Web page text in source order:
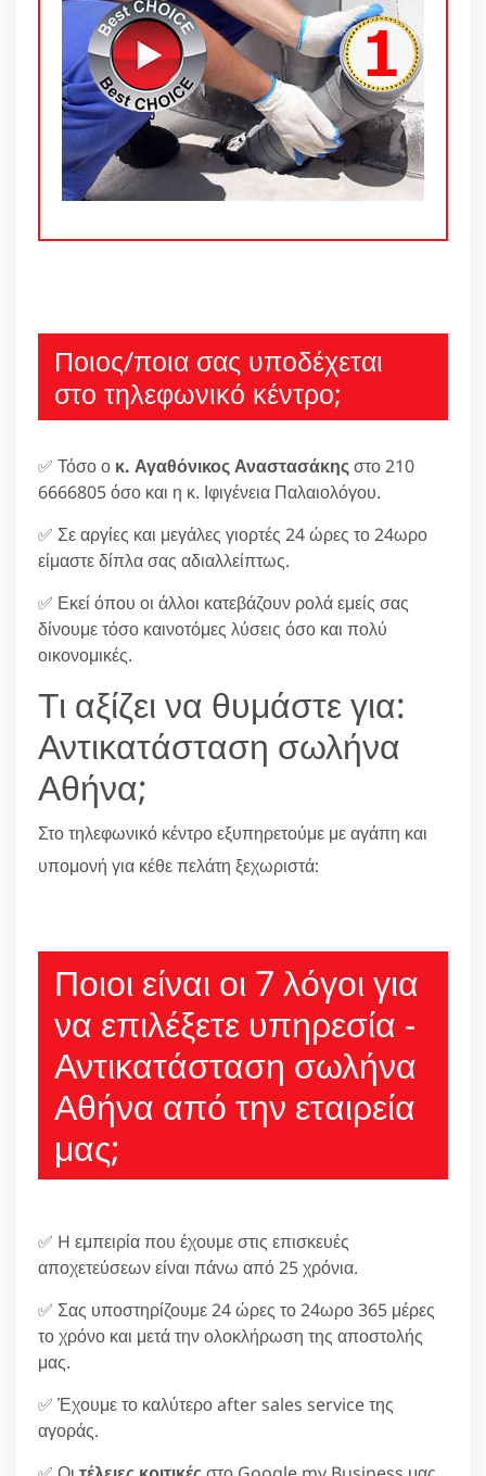
Ποιος/ποια σας υποδέχεται
στο τηλεφωνικό κέντρο;
✅ Τόσο ο κ. Αγαθόνικος Αναστασάκηςστο 210
6666805 όσο και η κ. Ιφιγένεια Παλαιολόγου.
✅ Σε αργίες και μεγάλες γιορτές 24 ώρες το 24ωρο
είμαστε δίπλα σας αδιαλλείπτως.
✅ Εκεί όπου οι άλλοι κατεβάζουν ρολά εμείς σας
δίνουμε τόσο καινοτόμες λύσεις όσο και πολύ
οικονομικές.
Τι αξίζει να θυμάστε για:
Αντικατάσταση σωλήνα
Αθήνα;
Στο τηλεφωνικό κέντρο εξυπηρετούμε με αγάπη και
υπομονή για κέθε πελάτη ξεχωριστά:
Ποιοι είναι οι 7 λόγοι για
να επιλέξετε υπηρεσία -
Αντικατάσταση σωλήνα
Αθήνα από την εταιρεία
μας;
✅ H εμπειρία που έχουμε στις επισκευές
αποχετεύσεων είναι πάνω από 25 χρόνια.
✅ Σας υποστηρίζουμε 24 ώρες το 24ωρο 365 μέρες
το χρόνο και μετά την ολοκλήρωση της αποστολής
μας.
✅ Έχουμε το καλύτερο after sales service της
αγοράς.